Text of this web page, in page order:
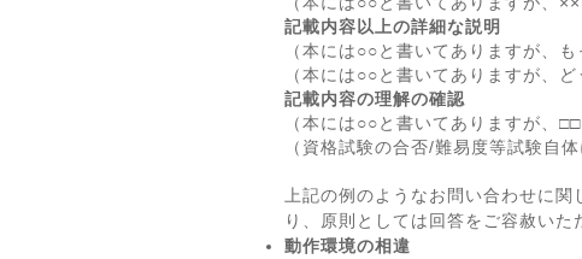
記載内容以上の詳細な説明
（本には○○と書いてありますが、
（本には○○と書いてありますが、
記載内容の理解の確認
（本には○○と書いてありますが、
（資格試験の合否/難易度等試験自
上記の例のようなお問い合わせに
り、原則としては回答をご容赦いた
動作環境の相違